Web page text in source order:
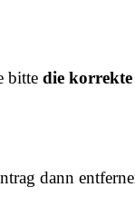
bitte die korrekte
dann